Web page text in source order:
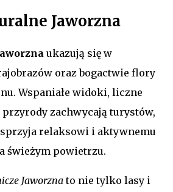
Jaworzna
ukazują się w
oraz bogactwie flory
Wspaniałe widoki, liczne
zachwycają turystów,
relaksowi i aktywnemu
świeżym powietrzu.
Jaworznato nie tylko lasy i